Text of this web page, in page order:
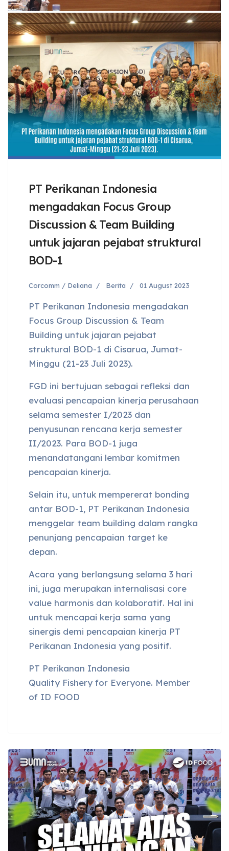
PT Perikanan Indonesia
mengadakan Focus Group
Discussion & Team Building
untuk jajaran pejabat struktural
BOD-1
Corcomm / Deliana Berita 01 August 2023
PT Perikanan Indonesia mengadakan
Focus Group Discussion & Team
Building untuk jajaran pejabat
struktural BOD-1 di Cisarua, Jumat-
Minggu (21-23 Juli 2023).
FGD ini bertujuan sebagai refleksi dan
evaluasi pencapaian kinerja perusahaan
selama semester I/2023 dan
penyusunan rencana kerja semester
II/2023. Para BOD-1 juga
menandatangani lembar komitmen
pencapaian kinerja.
Selain itu, untuk mempererat bonding
antar BOD-1, PT Perikanan Indonesia
menggelar team building dalam rangka
penunjang pencapaian target ke
depan.
Acara yang berlangsung selama 3 hari
ini, juga merupakan internalisasi core
value harmonis dan kolaboratif. Hal ini
untuk mencapai kerja sama yang
sinergis demi pencapaian kinerja PT
Perikanan Indonesia yang positif.
PT Perikanan Indonesia
Quality Fishery for Everyone. Member
of ID FOOD